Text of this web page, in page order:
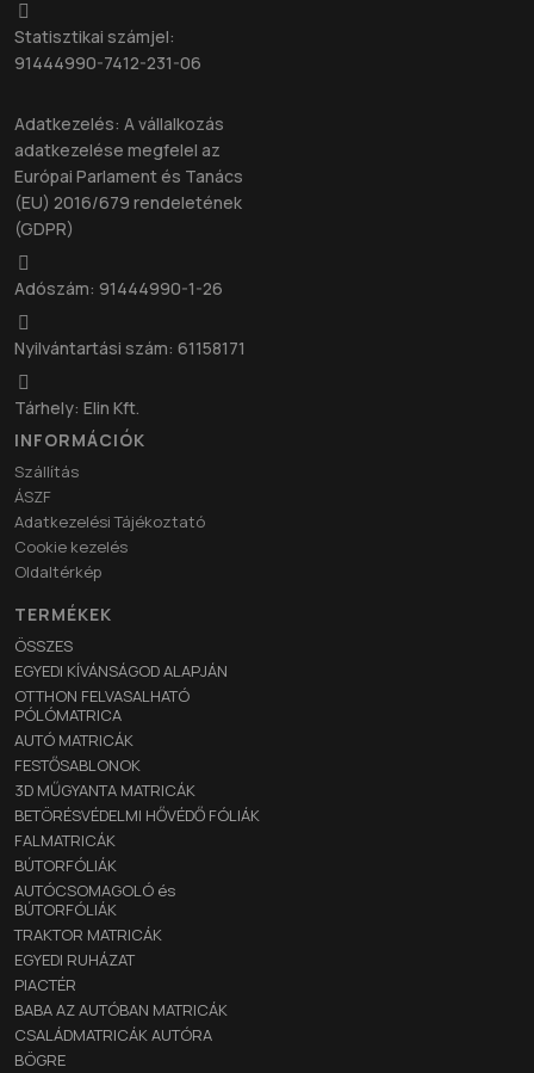
Statisztikai számjel:
91444990-7412-231-06
Adatkezelés: A vállalkozás
adatkezelése megfelel az
Európai Parlament és Tanács
(EU) 2016/679 rendeletének
(GDPR)
Adószám: 91444990-1-26
Nyilvántartási szám: 61158171
Tárhely: Elin Kft.
INFORMÁCIÓK
Szállítás
ÁSZF
Adatkezelési Tájékoztató
Cookie kezelés
Oldaltérkép
TERMÉKEK
ÖSSZES
EGYEDI KÍVÁNSÁGOD ALAPJÁN
OTTHON FELVASALHATÓ
PÓLÓMATRICA
AUTÓ MATRICÁK
FESTŐSABLONOK
3D MŰGYANTA MATRICÁK
BETÖRÉSVÉDELMI HŐVÉDŐ FÓLIÁK
FALMATRICÁK
BÚTORFÓLIÁK
AUTÓCSOMAGOLÓ és
BÚTORFÓLIÁK
TRAKTOR MATRICÁK
EGYEDI RUHÁZAT
PIACTÉR
BABA AZ AUTÓBAN MATRICÁK
CSALÁDMATRICÁK AUTÓRA
BÖGRE